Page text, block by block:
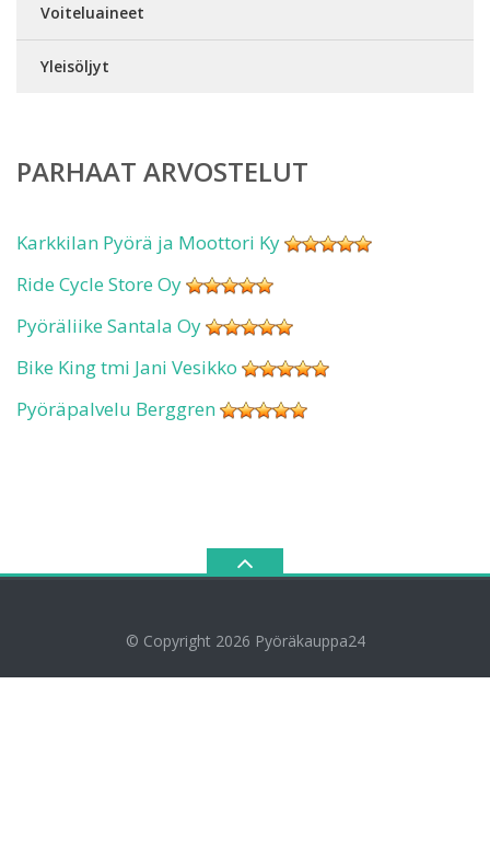
Voiteluaineet
Yleisöljyt
PARHAAT ARVOSTELUT
Karkkilan Pyörä ja Moottori Ky
Ride Cycle Store Oy
Pyöräliike Santala Oy
Bike King tmi Jani Vesikko
Pyöräpalvelu Berggren
© Copyright 2026 Pyöräkauppa24